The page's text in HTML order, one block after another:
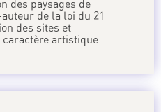
des paysages de
de la loi du 21
des sites et
artistique.